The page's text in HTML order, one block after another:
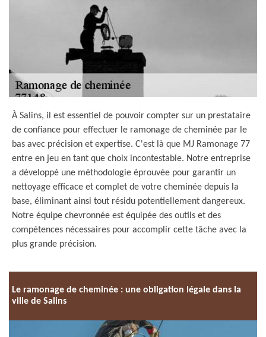
À Salins, il est essentiel de pouvoir compter sur un prestataire
de confiance pour effectuer le ramonage de cheminée par le
bas avec précision et expertise. C'est là que MJ Ramonage 77
entre en jeu en tant que choix incontestable. Notre entreprise
a développé une méthodologie éprouvée pour garantir un
nettoyage efficace et complet de votre cheminée depuis la
base, éliminant ainsi tout résidu potentiellement dangereux.
Notre équipe chevronnée est équipée des outils et des
compétences nécessaires pour accomplir cette tâche avec la
plus grande précision.
Le ramonage de cheminée : une obligation légale dans la
ville de Salins